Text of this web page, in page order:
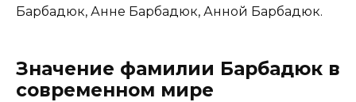
Барбадюк, Анне Барбадюк, Анной Барбадюк.
Значение фамилии Барбадюк в
современном мире